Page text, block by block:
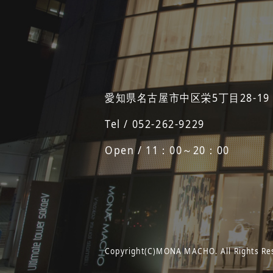
愛知県名古屋市中区栄5丁目28-
Tel / 052-262-9229
Open / 11：00～20：00
Copyright(C)MONA MACHO. All Rights